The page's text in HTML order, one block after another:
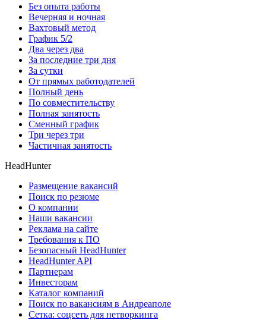
Без опыта работы
Вечерняя и ночная
Вахтовый метод
График 5/2
Два через два
За последние три дня
За сутки
От прямых работодателей
Полный день
По совместительству
Полная занятость
Сменный график
Три через три
Частичная занятость
HeadHunter
Размещение вакансий
Поиск по резюме
О компании
Наши вакансии
Реклама на сайте
Требования к ПО
Безопасный HeadHunter
HeadHunter API
Партнерам
Инвесторам
Каталог компаний
Поиск по вакансиям в Андреаполе
Сетка: соцсеть для нетворкинга